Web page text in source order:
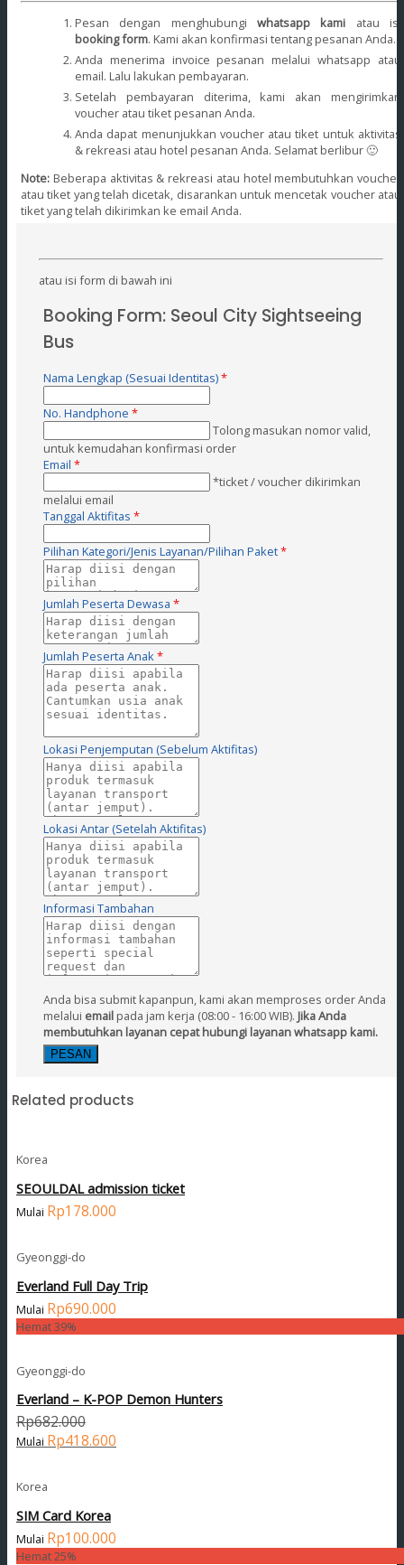
Pesan dengan menghubungi whatsapp kami atau isi
booking form. Kami akan konfirmasi tentang pesanan Anda.
Anda menerima invoice pesanan melalui whatsapp atau
email. Lalu lakukan pembayaran.
Setelah pembayaran diterima, kami akan mengirimkan
voucher atau tiket pesanan Anda.
Anda dapat menunjukkan voucher atau tiket untuk aktivitas
& rekreasi atau hotel pesanan Anda. Selamat berlibur 🙂
Note: Beberapa aktivitas & rekreasi atau hotel membutuhkan voucher
atau tiket yang telah dicetak, disarankan untuk mencetak voucher atau
tiket yang telah dikirimkan ke email Anda.
atau isi form di bawah ini
Booking Form: Seoul City Sightseeing
Bus
Nama Lengkap (Sesuai Identitas)*
No. Handphone *
Tolong masukan nomor valid,
untuk kemudahan konfirmasi order
Email *
*ticket / voucher dikirimkan
melalui email
Tanggal Aktifitas *
Pilihan Kategori/Jenis Layanan/Pilihan Paket*
Jumlah Peserta Dewasa *
Jumlah Peserta Anak*
Lokasi Penjemputan (Sebelum Aktifitas)
Lokasi Antar (Setelah Aktifitas)
Informasi Tambahan
Anda bisa submit kapanpun, kami akan memproses order Anda
melalui email pada jam kerja (08:00 - 16:00 WIB). Jika Anda
membutuhkan layanan cepat hubungi layanan whatsapp kami.
Related products
Korea
SEOULDAL admission ticket
Rp178.000
Gyeonggi-do
Everland Full Day Trip
Rp690.000
Hemat 39%
Gyeonggi-do
Everland – K-POP Demon Hunters
Rp682.000
Rp418.600
Korea
SIM Card Korea
Rp100.000
Hemat 25%